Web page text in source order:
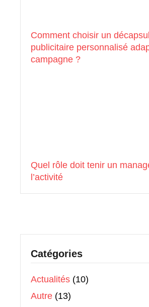
Comment choisir un
publicitaire personnalisé
campagne ?
Quel rôle doit tenir un
l’activité
Catégories
Actualités (10)
Autre (13)